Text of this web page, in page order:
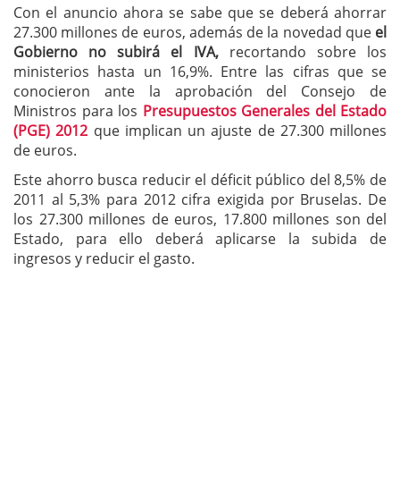
Con el anuncio ahora se sabe que se deberá ahorrar
27.300 millones de euros, además de la novedad queel
Gobierno no subirá el IVA,recortando sobre los
ministerios hasta un 16,9%. Entre las cifras que se
conocieron ante la aprobación del Consejo de
Ministros para los Presupuestos Generales del Estado
(PGE) 2012 que implican un ajuste de 27.300 millones
de euros.
Este ahorro busca reducir el déficit público del 8,5% de
2011 al 5,3% para 2012 cifra exigida por Bruselas. De
los 27.300 millones de euros, 17.800 millones son del
Estado, para ello deberá aplicarse la subida de
ingresos y reducir el gasto.